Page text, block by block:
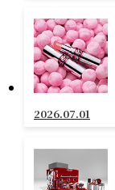
2026.07.01